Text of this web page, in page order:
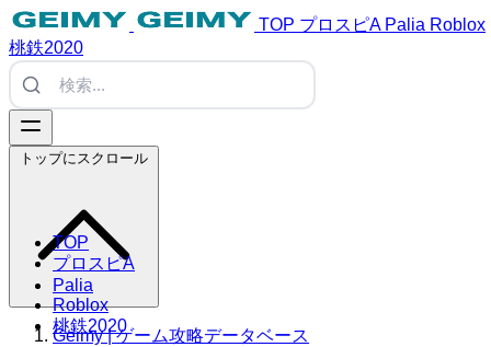
TOP プロスピA Palia Roblox
桃鉄2020
TOP
プロスピA
Palia
Roblox
桃鉄2020
トップにスクロール
Geimy | ゲーム攻略データベース